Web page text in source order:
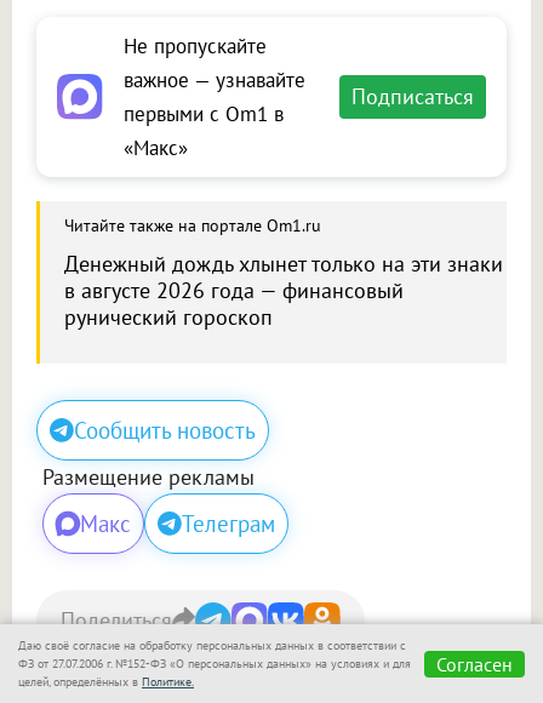
Не пропускайте
важное — узнавайте
первыми с Om1 в
«Макс»
Подписаться
Читайте также на портале Om1.ru
Денежный дождь хлынет только на эти знаки
в августе 2026 года — финансовый
рунический гороскоп
Сообщить новость
Размещение рекламы
Макс Телеграм
Сегодня, 11:15
Поделиться
Даю своё согласие на обработку персональных данных в соответствии с
ФЗ от 27.07.2006 г. №152-ФЗ «О персональных данных» на условиях и для
целей, определённых в Политике.
Согласен